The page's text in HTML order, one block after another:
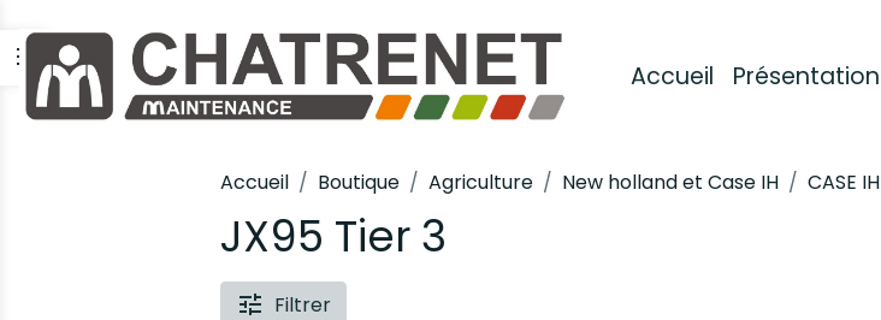
Accueil Présentation
Accueil Boutique Agriculture New holland et Case IH CASE IH
JX95 Tier 3
Filtrer